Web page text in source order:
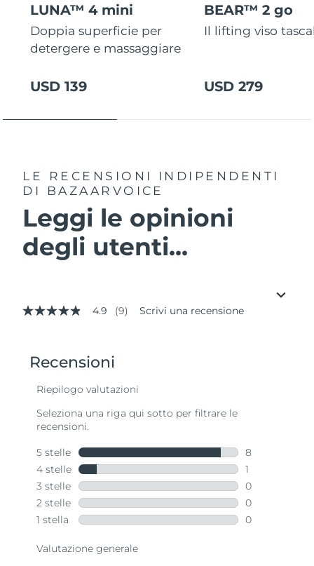
LUNA™ 4 mini
Doppia superficie per
detergere e massaggiare
USD 139
BEAR™ 2 go
Il lifting viso
USD 279
LE RECENSIONI INDIPENDENTI
DI BAZAARVOICE
Leggi le opinioni
degli utenti...
4.9
valore
valutazione
Read
Stesso
alla
pagina.
4.9 (9) Scrivi una recensione